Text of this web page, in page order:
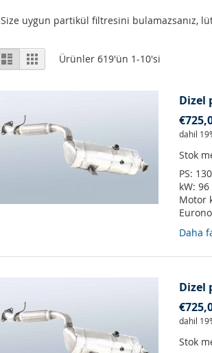
Size uygun partikül filtresini bulamazsanız,
Listeleme
Şekli
Liste IzgaraÜrünler619'ün 1-10'si
Dizel
dahil
Stok
PS: 130
kW:96
Motor
Daha
Dizel
dahil
Stok